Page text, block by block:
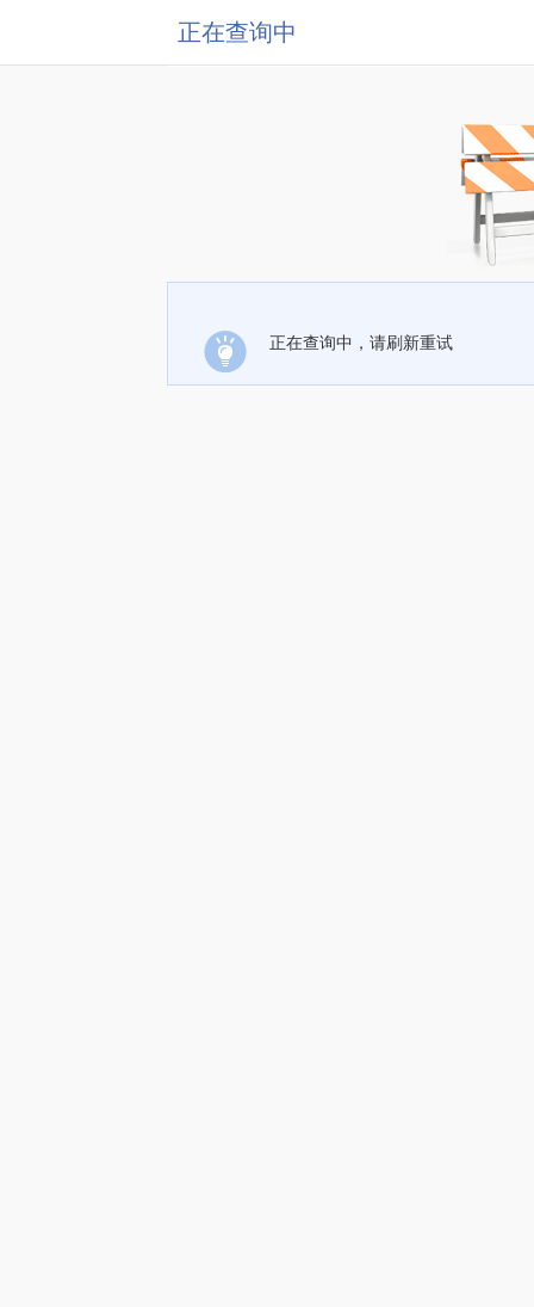
正在查询中
正在查询中，请刷新重试